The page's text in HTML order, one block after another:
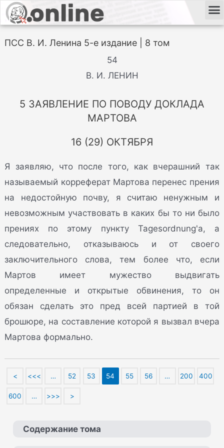
ПСС В. И. Ленина 5-е издание | 8 том
54
В. И. ЛЕНИН
5 ЗАЯВЛЕНИЕ ПО ПОВОДУ ДОКЛАДА
МАРТОВА
16 (29) ОКТЯБРЯ
Я заявляю, что после того, как вчерашний так
называемый корреферат Мартова перенес прения
на недостойную почву, я считаю ненужным и
невозможным участвовать в каких бы то ни было
прениях по этому пункту Tagesordnung'a, а
следовательно, отказываюсь и от своего
заключительного слова, тем более что, если
Мартов имеет мужество выдвигать
определенные и открытые обвинения, то он
обязан сделать это пред всей партией в той
брошюре, на составление которой я вызвал вчера
Мартова формально.
< <<< … 52 53 54 55 56 … 200 400
600 … >>> >
Содержание тома